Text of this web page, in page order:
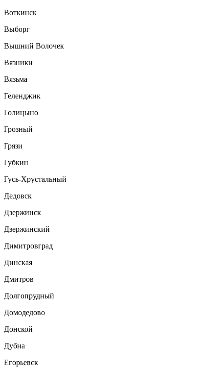
Воткинск
Выборг
Вышний Волочек
Вязники
Вязьма
Геленджик
Голицыно
Грозный
Грязи
Губкин
Гусь-Хрустальный
Дедовск
Дзержинск
Дзержинский
Димитровград
Динская
Дмитров
Долгопрудный
Домодедово
Донской
Дубна
Егорьевск